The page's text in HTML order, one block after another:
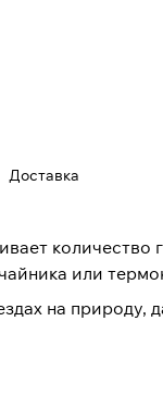
Доставка
или
на природу,